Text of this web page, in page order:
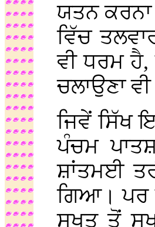
ਯਤਨ ਕਰਨਾ
ਵਿੱਚ
ਵੀ ਧਰਮ
ਚਲਾਉਣਾ
ਜਿਵੇਂ ਸਿੱਖ
ਪੰਚਮ
ਸ਼ਾਂਤਮਈ
ਗਿਆ। ਪਰ
ਸਖਤ ਤੋਂ